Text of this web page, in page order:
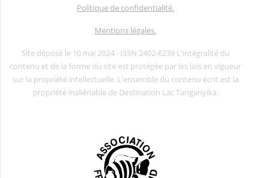
Politique de confidentialité.
Mentions légales.
Site déposé le 10 mai 2024 - ISSN 2402-6239 L'intégralité du
contenu et de la forme du site est protégée par les lois en vigueur
sur la propriété intellectuelle. L'ensemble du contenu écrit est la
propriété inaliénable de Destination Lac Tanganyika.